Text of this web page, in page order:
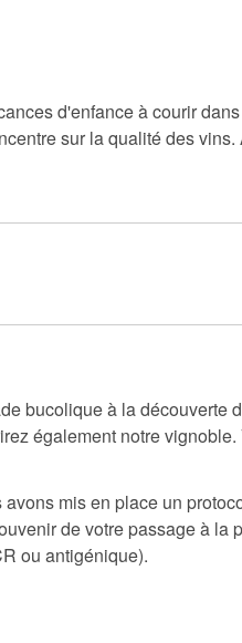
d'enfance à courir
sur la qualité des
bucolique à la découverte
également notre
mis en place un
de votre passage à la
ou antigénique).